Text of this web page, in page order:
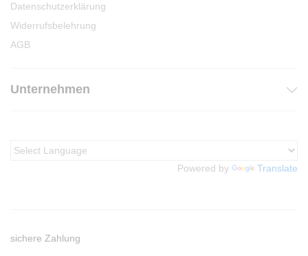
Datenschutzerklärung
Widerrufsbelehrung
AGB
Unternehmen
Powered by Translate
sichere Zahlung